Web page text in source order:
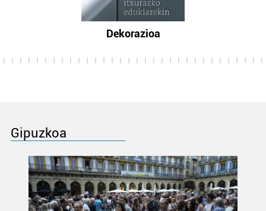
Dekorazioa
Gipuzkoa